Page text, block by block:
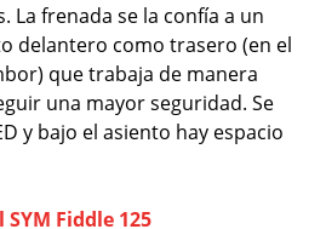
La frenada se la confía a un
delantero como trasero (en el
que trabaja de manera
una mayor seguridad. Se
y bajo el asiento hay espacio
Fiddle 125